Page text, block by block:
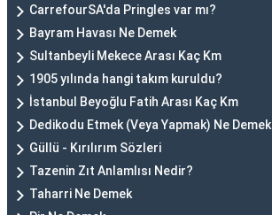
CarrefourSA'da Pringles var mı?
Bayram Havası Ne Demek
Sultanbeyli Mekece Arası Kaç Km
1905 yılında hangi takım kuruldu?
İstanbul Beyoğlu Fatih Arası Kaç Km
Dedikodu Etmek (Veya Yapmak) Ne Demek
Güllü - Kırılırım Sözleri
Tazenin Zıt Anlamlısı Nedir?
Taharri Ne Demek